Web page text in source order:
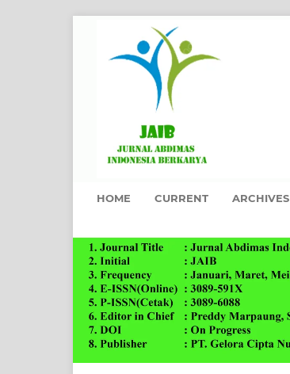
HOME CURRENT ARCHIVES